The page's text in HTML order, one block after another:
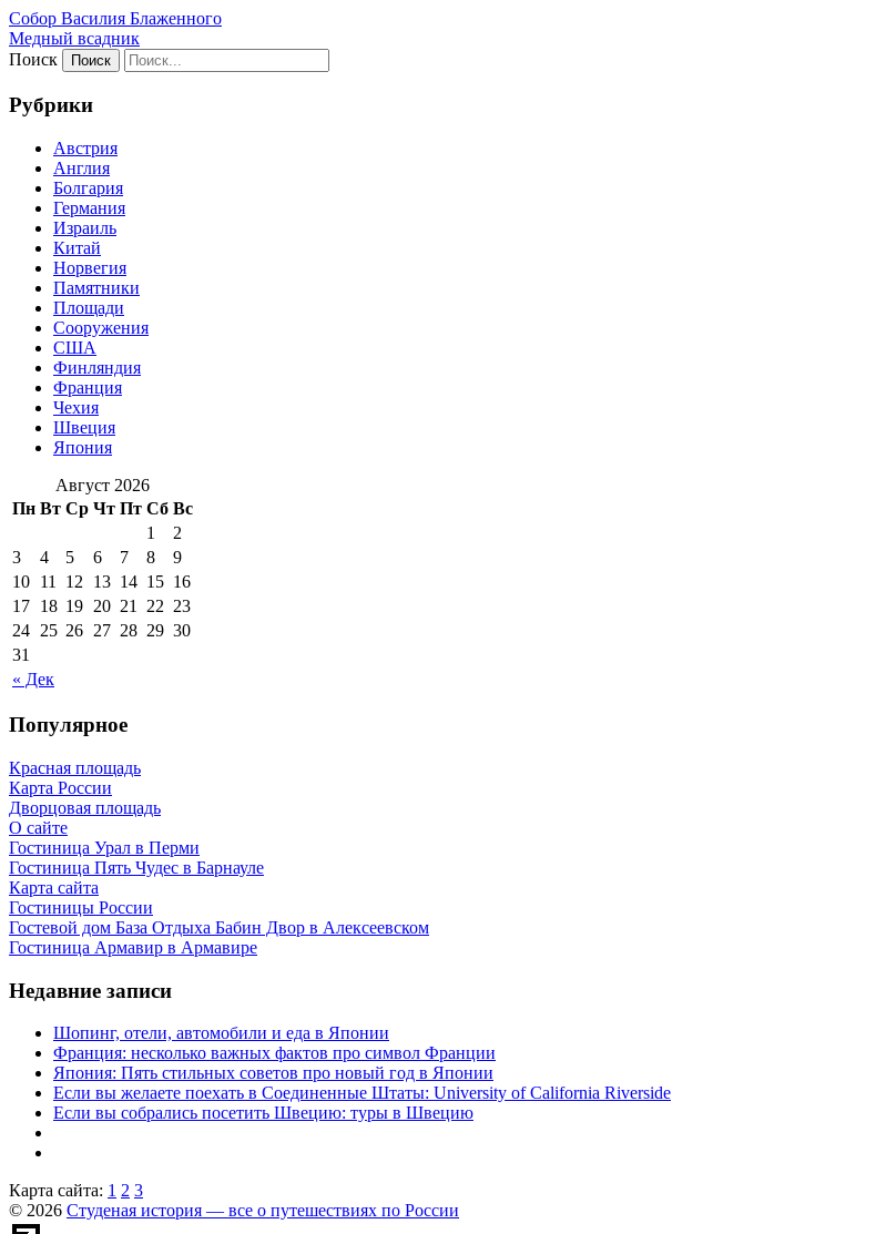
Собор Василия Блаженного
Медный всадник
Поиск
Рубрики
Австрия
Англия
Болгария
Германия
Израиль
Китай
Норвегия
Памятники
Площади
Сооружения
США
Финляндия
Франция
Чехия
Швеция
Япония
Август 2026
Пн Вт Ср Чт Пт Сб Вс
« Дек
1
2
3
4 5 6 7 8
9
10 11 12 13 14 15 16
17 18 19 20 21 22 23
24 25 26 27 28 29 30
31
Популярное
Красная площадь
Карта России
Дворцовая площадь
О сайте
Гостиница Урал в Перми
Гостиница Пять Чудес в Барнауле
Карта сайта
Гостиницы России
Гостевой дом База Отдыха Бабин Двор в Алексеевском
Гостиница Армавир в Армавире
Недавние записи
Шопинг, отели, автомобили и еда в Японии
Франция: несколько важных фактов про символ Франции
Япония: Пять стильных советов про новый год в Японии
Если вы желаете поехать в Соединенные Штаты: University of California Riverside
Если вы собрались посетить Швецию: туры в Швецию
Карта сайта: 1 2 3
© 2026 Студеная история — все о путешествиях по России